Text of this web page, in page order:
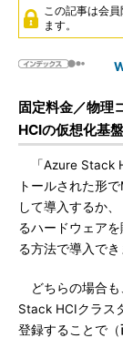
この記事は会員
ます。
固定料金／物理
HCIの仮想化基
「Azure Stack
トールされた形
して導入するか、
るハードウェア
る方法で導入でき
どちらの場合も
Stack HCIクラス
登録することで（